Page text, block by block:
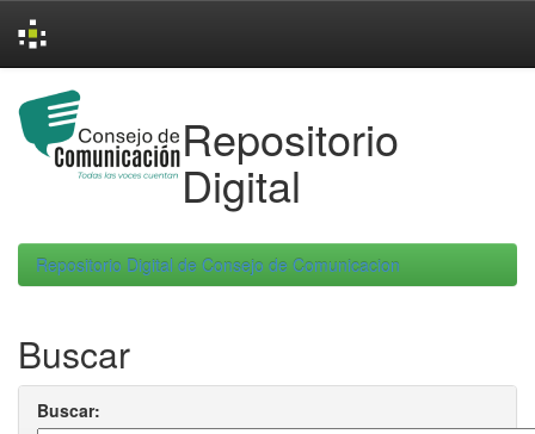
navigation
Repositorio
Digital
Repositorio Digital de Consejo de Comunicacion
Buscar
Buscar: